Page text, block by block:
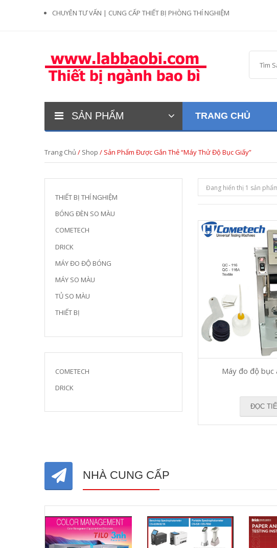
CHUYÊN TƯ VẤN | CUNG CẤP THIẾT BỊ PHÒNG THÍ NGHIỆM
SẢN PHẨM TRANG CHỦ
Trang Chủ / Shop / Sản Phẩm Được Gắn Thẻ “máy Thử Độ Bục Giấy”
THIẾT BỊ THÍ NGHIỆM
BÓNG ĐÈN SO MÀU
COMETECH
DRICK
MÁY ĐO ĐỘ BÓNG
MÁY SO MÀU
TỦ SO MÀU
THIẾT BỊ
COMETECH
DRICK
Đang hiển thị 1 sản
Máy đo độ bục
ĐỌC
NHÀ CUNG CẤP